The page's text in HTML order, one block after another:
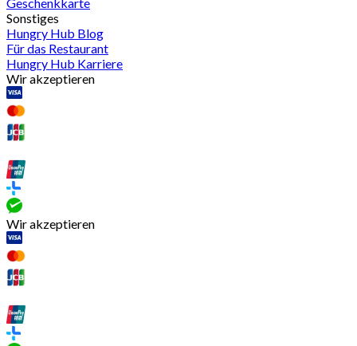
Sonstiges
Hungry Hub Blog
Für das Restaurant
Hungry Hub Karriere
Wir akzeptieren
Wir akzeptieren